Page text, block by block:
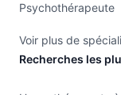
Psychothérapeute
Voir plus de
Recherches les